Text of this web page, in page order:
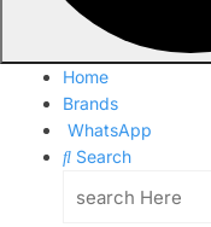
Home
Brands
WhatsApp
Search